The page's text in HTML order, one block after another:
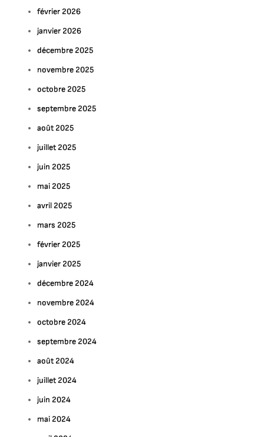
février 2026
janvier 2026
décembre 2025
novembre 2025
octobre 2025
septembre 2025
août 2025
juillet 2025
juin 2025
mai 2025
avril 2025
mars 2025
février 2025
janvier 2025
décembre 2024
novembre 2024
octobre 2024
septembre 2024
août 2024
juillet 2024
juin 2024
mai 2024